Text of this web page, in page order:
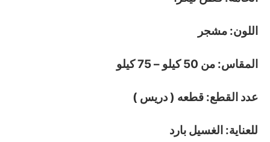
اللون: مشجر
المقاس: من 50 كيلو – 75 كيلو
عدد القطع: قطعه ( دريس )
للعناية: الغسيل بارد